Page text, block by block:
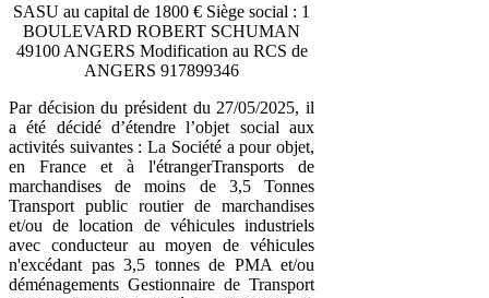
SASU au capital de 1800 € Siège social : 1
BOULEVARD ROBERT SCHUMAN
49100 ANGERS Modification au RCS de
ANGERS 917899346
Par décision du président du 27/05/2025, il
a été décidé d’étendre l’objet social aux
activités suivantes : La Société a pour objet,
en France et à l'étrangerTransports de
marchandises de moins de 3,5 Tonnes
Transport public routier de marchandises
et/ou de location de véhicules industriels
avec conducteur au moyen de véhicules
n'excédant pas 3,5 tonnes de PMA et/ou
déménagements Gestionnaire de Transport